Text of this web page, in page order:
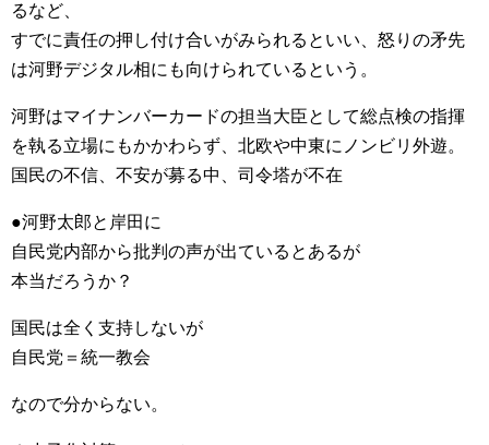
るなど、
すでに責任の押し付け合いがみられるといい、怒りの矛先
は河野デジタル相にも向けられているという。
河野はマイナンバーカードの担当大臣として総点検の指揮
を執る立場にもかかわらず、北欧や中東にノンビリ外遊。
国民の不信、不安が募る中、司令塔が不在
●河野太郎と岸田に
自民党内部から批判の声が出ているとあるが
本当だろうか？
国民は全く支持しないが
自民党＝統一教会
なので分からない。